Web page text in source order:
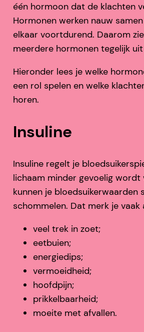
één hormoon dat de klachten
Hormonen werken nauw
elkaar voortdurend. Daarom
meerdere hormonen tegelijk
Hieronder lees je welke
een rol spelen en welke
horen.
Insuline
Insuline regelt je
lichaam minder gevoelig wordt
kunnen je bloedsuikerwaarden
schommelen. Dat merk je vaak
veel trek in zoet;
eetbuien;
energiedips;
vermoeidheid;
hoofdpijn;
prikkelbaarheid;
moeite met afvallen.